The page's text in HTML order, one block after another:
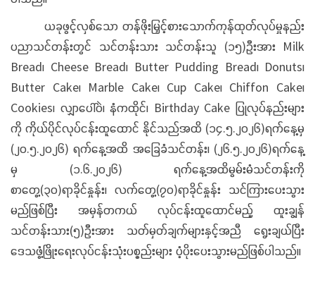
ယခုဖွင့်လှစ်သော တန်ဖိုးမြှင့်စားသောက်ကုန်ထုတ်လုပ်မှုနည်း
ပညာသင်တန်းတွင် သင်တန်းသား သင်တန်းသူ (၁၅)ဦးအား Milk
Bread၊ Cheese Bread၊ Butter Pudding Bread၊ Donuts၊
Butter Cake၊ Marble Cake၊ Cup Cake၊ Chiffon Cake၊
Cookies၊ လျှာပေါ်ဝဲ၊ နံကထိုင်၊ Birthday Cake ပြုလုပ်နည်းများ
ကို ကိုယ်ပိုင်လုပ်ငန်းထူထောင် နိုင်သည်အထိ (၁၄.၅.၂၀၂၆)ရက်နေ့မှ
(၂၀.၅.၂၀၂၆) ရက်နေ့အထိ အခြေခံသင်တန်း၊ (၂၆.၅.၂၀၂၆)ရက်နေ့
မှ (၁.၆.၂၀၂၆) ရက်နေ့အထိမွမ်းမံသင်တန်းကို
စာတွေ့(၃၀)ရာခိုင်နှုန်း၊ လက်တွေ့(၇၀)ရာခိုင်နှုန်း သင်ကြားပေးသွား
မည်ဖြစ်ပြီး အမှန်တကယ် လုပ်ငန်းထူထောင်မည့် ထူးချွန်
သင်တန်းသား(၅)ဦးအား သတ်မှတ်ချက်များနှင့်အညီ ရွေးချယ်ပြီး
ဒေသဖွံ့ဖြိုးရေးလုပ်ငန်းသုံးပစ္စည်းများ ပံ့ပိုးပေးသွားမည်ဖြစ်ပါသည်။